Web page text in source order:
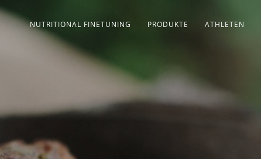
NUTRITIONAL FINETUNING PRODUKTE ATHLETEN